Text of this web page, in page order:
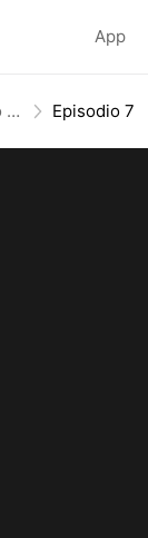
App
No lo provoques, él controla el destino (Doblado) Episodio 7